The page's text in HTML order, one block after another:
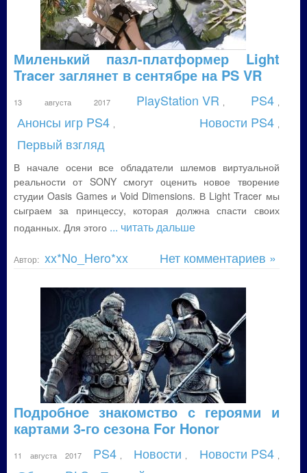
Миленький пазл-платформер Light
Tracer заглянет в сентябре на PS VR
13 августа 2017 PlayStation VR PS4
Анонсы игр PS4 Новости PS4
Первый взгляд
В начале осени все обладатели шлемов виртуальной
реальности от SONY смогут оценить новое творение
студии Oasis Games и Void Dimensions. В Light Tracer мы
сыграем за принцессу, которая должна спасти своих
поданных. Для этого ... читать дальше
Автор: xx*No_Hero*xx Нет комментариев »
Подробное знакомство с героями и
картами 3-го сезона For Honor
11 августа 2017 PS4 Новости Новости PS4